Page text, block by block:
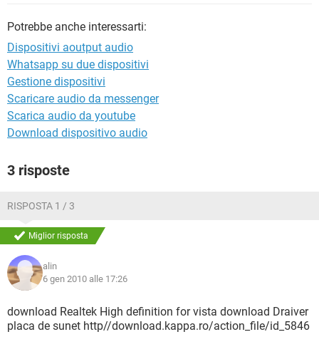
http://img11.imageshack.us/img11/3024/senzanomeec.pn
g
Potrebbe anche interessarti:
Dispositivi aoutput audio
Whatsapp su due dispositivi
Gestione dispositivi
Scaricare audio da messenger
Scarica audio da youtube
Download dispositivo audio
3 risposte
RISPOSTA 1 / 3
Miglior risposta
alin
6 gen 2010 alle 17:26
download Realtek High definition for vista download Draiver
placa de sunet http//download.kappa.ro/action_file/id_5846